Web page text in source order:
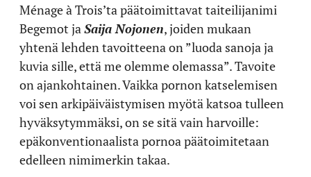
Ménage à Trois’ta päätoimittavat taiteilijanimi
Begemot ja Saija Nojonen, joiden mukaan
yhtenä lehden tavoitteena on ”luoda sanoja ja
kuvia sille, että me olemme olemassa”. Tavoite
on ajankohtainen. Vaikka pornon katselemisen
voi sen arkipäiväistymisen myötä katsoa tulleen
hyväksytymmäksi, on se sitä vain harvoille:
epäkonventionaalista pornoa päätoimitetaan
edelleen nimimerkin takaa.